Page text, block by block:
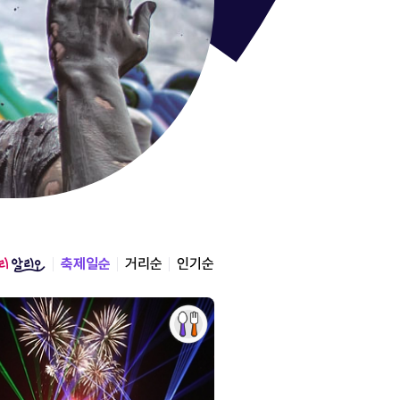
통영한
축제일순 거리순 인기순